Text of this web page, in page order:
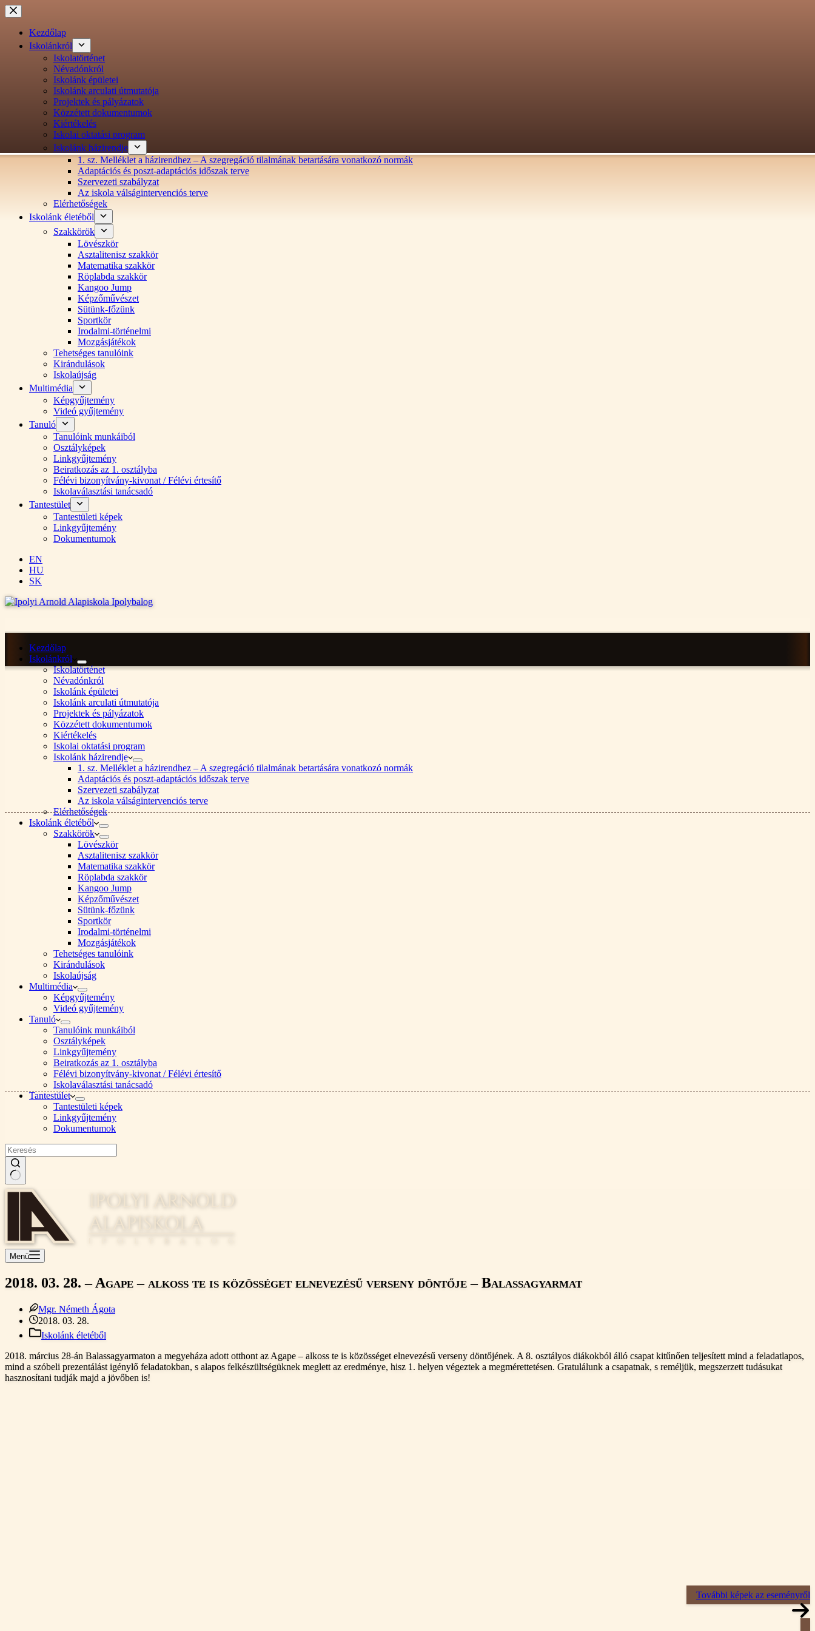
Ugrás
a
tartalomraKezdőlap
Iskolánkról
Iskolatörténet
Névadónkról
Iskolánk épületei
Iskolánk arculati útmutatója
Projektek és pályázatok
Közzétett dokumentumok
Kiértékelés
Iskolai oktatási program
Iskolánk házirendje
1. sz. Melléklet a házirendhez – A szegregáció tilalmának betartására vonatkozó normák
Adaptációs és poszt-adaptációs időszak terve
Szervezeti szabályzat
Az iskola válságintervenciós terve
Elérhetőségek
Iskolánk életéből
Szakkörök
Lövészkör
Asztalitenisz szakkör
Matematika szakkör
Röplabda szakkör
Kangoo Jump
Képzőművészet
Sütünk-főzünk
Sportkör
Irodalmi-történelmi
Mozgásjátékok
Tehetséges tanulóink
Kirándulások
Iskolaújság
Multimédia
Képgyűjtemény
Videó gyűjtemény
Tanuló
Tanulóink munkáiból
Osztályképek
Linkgyűjtemény
Beiratkozás az 1. osztályba
Félévi bizonyítvány-kivonat / Félévi értesítő
Iskolaválasztási tanácsadó
Tantestület
Tantestületi képek
Linkgyűjtemény
Dokumentumok
EN
HU
SK
Kezdőlap
Iskolánkról
Iskolatörténet
Névadónkról
Iskolánk épületei
Iskolánk arculati útmutatója
Projektek és pályázatok
Közzétett dokumentumok
Kiértékelés
Iskolai oktatási program
Iskolánk házirendje
1. sz. Melléklet a házirendhez – A szegregáció tilalmának betartására vonatkozó normák
Adaptációs és poszt-adaptációs időszak terve
Szervezeti szabályzat
Az iskola válságintervenciós terve
Elérhetőségek
Iskolánk életéből
Szakkörök
Lövészkör
Asztalitenisz szakkör
Matematika szakkör
Röplabda szakkör
Kangoo Jump
Képzőművészet
Sütünk-főzünk
Sportkör
Irodalmi-történelmi
Mozgásjátékok
Tehetséges tanulóink
Kirándulások
Iskolaújság
Multimédia
Képgyűjtemény
Videó gyűjtemény
Tanuló
Tanulóink munkáiból
Osztályképek
Linkgyűjtemény
Beiratkozás az 1. osztályba
Félévi bizonyítvány-kivonat / Félévi értesítő
Iskolaválasztási tanácsadó
Tantestület
Tantestületi képek
Linkgyűjtemény
Dokumentumok
Nincs
Menü
2018. 03. 28. – Agape – alkoss te is közösséget elnevezésű verseny döntője – Balassagyarmat
Mgr. Németh Ágota
2018. 03. 28.
Iskolánk életéből
2018. március 28-án Balassagyarmaton a megyeháza adott otthont az Agape – alkoss te is közösséget elnevezésű verseny döntőjének. A 8. osztályos diákokból álló csapat kitűnően teljesített mind a feladatlapos,
mind a szóbeli prezentálást igénylő feladatokban, s alapos felkészültségüknek meglett az eredménye, hisz 1. helyen végeztek a megmérettetésen. Gratulálunk a csapatnak, s reméljük, megszerzett tudásukat
hasznosítani tudják majd a jövőben is!
További képek az eseményről